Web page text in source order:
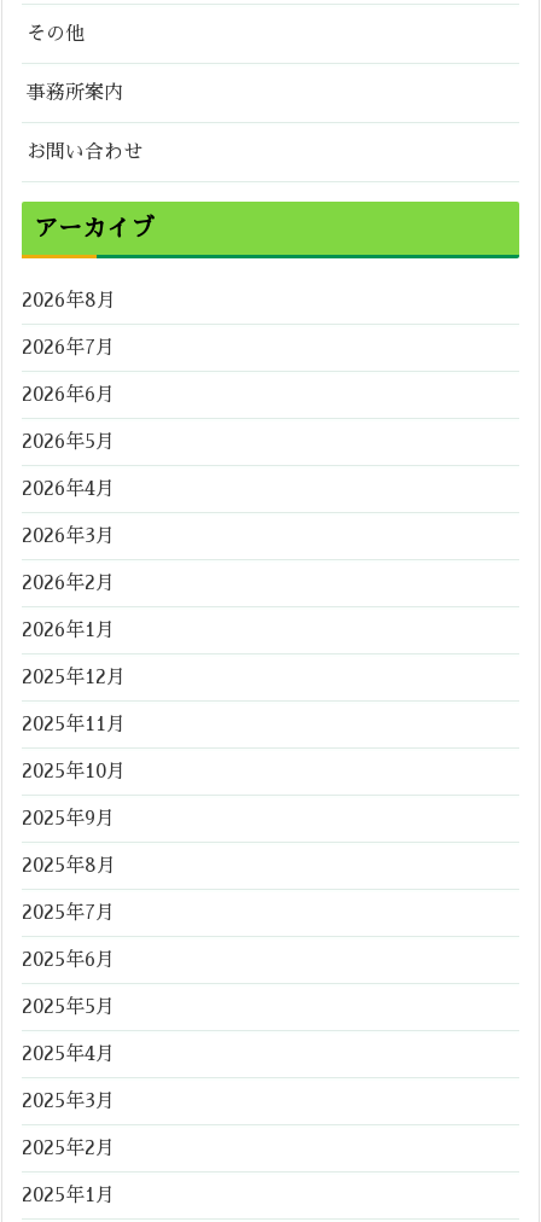
その他
事務所案内
お問い合わせ
アーカイブ
2026年8月
2026年7月
2026年6月
2026年5月
2026年4月
2026年3月
2026年2月
2026年1月
2025年12月
2025年11月
2025年10月
2025年9月
2025年8月
2025年7月
2025年6月
2025年5月
2025年4月
2025年3月
2025年2月
2025年1月